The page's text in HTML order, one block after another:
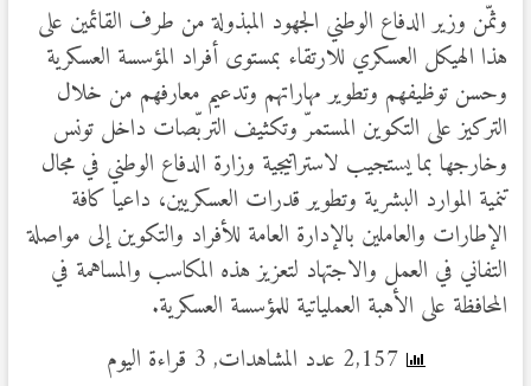
وثمّن وزير الدفاع الوطني الجهود المبذولة من طرف القائمين على
هذا الهيكل العسكري للارتقاء بمستوى أفراد المؤسسة العسكرية
وحسن توظيفهم وتطوير مهاراتهم وتدعيم معارفهم من خلال
التركيز على التكوين المستمرّ وتكثيف التربّصات داخل تونس
وخارجها بما يستجيب لاستراتيجية وزارة الدفاع الوطني في مجال
تنمية الموارد البشرية وتطوير قدرات العسكريين، داعيا كافة
الإطارات والعاملين بالإدارة العامة للأفراد والتكوين إلى مواصلة
التفاني في العمل والاجتهاد لتعزيز هذه المكاسب والمساهمة في
المحافظة على الأهبة العملياتية للمؤسسة العسكرية.